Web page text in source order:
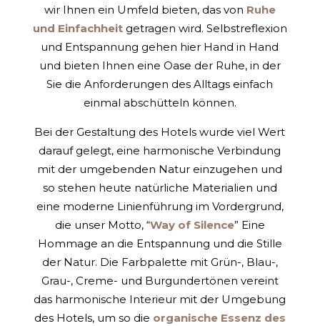
wir Ihnen ein Umfeld bieten, das von Ruhe
und Einfachheitgetragen wird. Selbstreflexion
und Entspannung gehen hier Hand in Hand
und bieten Ihnen eine Oase der Ruhe, in der
Sie die Anforderungen des Alltags einfach
einmal abschütteln können.
Bei der Gestaltung des Hotels wurde viel Wert
darauf gelegt, eine harmonische Verbindung
mit der umgebenden Natur einzugehen und
so stehen heute natürliche Materialien und
eine moderne Linienführung im Vordergrund,
die unser Motto, “Way of Silence” Eine
Hommage an die Entspannung und die Stille
der Natur. Die Farbpalette mit Grün-, Blau-,
Grau-, Creme- und Burgundertönen vereint
das harmonische Interieur mit der Umgebung
des Hotels, um so die organische Essenz des